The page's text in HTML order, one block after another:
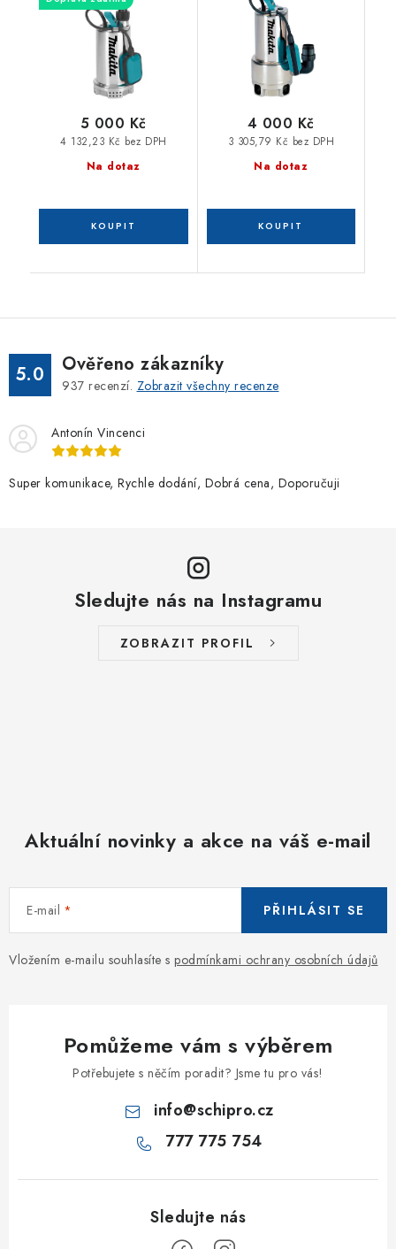
Na dotaz
4 132,23 Kč bez DPH
5 000 Kč
Na dotaz
3 305,79 Kč bez DPH
4 000 Kč
5.0 Ověřeno zákazníky
937 recenzí. Zobrazit všechny recenze
Antonín Vincenci
Super komunikace, Rychle dodání, Dobrá cena, Doporučuji
Sledujte nás na Instagramu
ZOBRAZIT PROFIL
Aktuální novinky a akce na váš e-mail
E-mail
Vložením e-mailu souhlasíte s podmínkami ochrany osobních údajů
PŘIHLÁSIT SE
Pomůžeme vám s výběrem
Potřebujete s něčím poradit? Jsme tu pro vás!
info@schipro.cz
777 775 754